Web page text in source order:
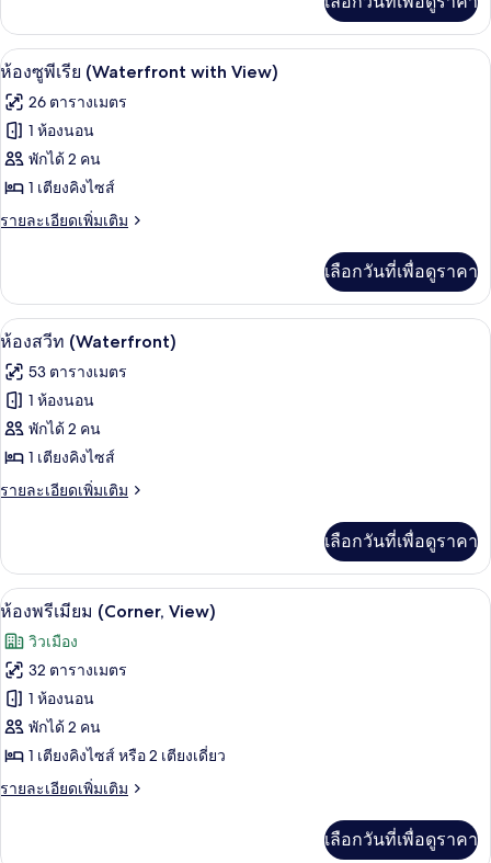
Room
with
Extra
Bed
3
Adults)
เกี่ยว
กับ
ห้อง
ก
(Atrium
with
Extra
3
เปิด
ภาพถ่าย
ทั้งหมด
ของ
ห้อง
ซู
เรีย
(Waterfront
with
View)
ห้องซูพีเรีย (Waterfront with View)
12
ห้องซูพีเรีย (Waterfront with View)
26 ตารางเมตร
1 ห้องนอน
พักได้ 2 คน
1 เตียงคิงไซส์
รายละเอียดเพิ่มเติม
ราย
เกี่ยว
กับ
ห้อง
พี
เรีย
(Waterfront
with
View)
เลือกวันที่เพื่อดูราคา
เปิด
ภาพถ่าย
ทั้งหมด
ของ
ห้อง
สวีท
ห้องสวีท (Waterfront) | มินิบาร์, ตู้นิร
12
ห้องสวีท (Waterfront)
53 ตารางเมตร
1 ห้องนอน
พักได้ 2 คน
1 เตียงคิงไซส์
รายละเอียดเพิ่มเติม
ราย
เกี่ยว
กับ
ห้อง
ท
(Waterfront)
เลือกวันที่เพื่อดูราคา
เปิด
ภาพถ่าย
ทั้งหมด
ของ
ห้อง
พรีเมียม
(Corner,
ห้องพรีเมียม (Corner, View) | มินิบา
13
ห้องพรีเมียม (Corner, View)
วิวเมือง
32 ตารางเมตร
1 ห้องนอน
พักได้ 2 คน
1 เตียงคิงไซส์ หรือ 2 เตียงเดี่ยว
รายละเอียดเพิ่มเติม
ราย
เลือกวันที่เพื่อดูราคา